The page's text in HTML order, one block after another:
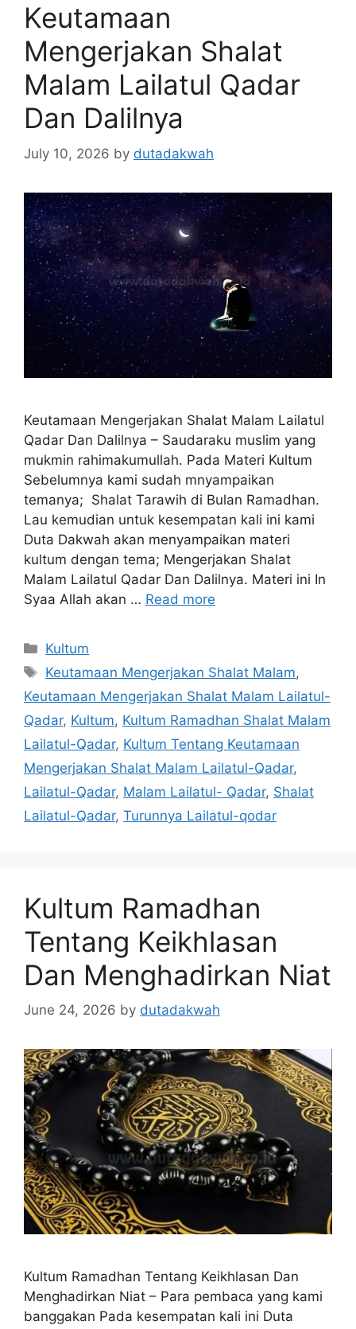
Keutamaan
Mengerjakan Shalat
Malam Lailatul Qadar
Dan Dalilnya
July 10, 2026 by dutadakwah
Keutamaan Mengerjakan Shalat Malam Lailatul
Qadar Dan Dalilnya – Saudaraku muslim yang
mukmin rahimakumullah. Pada Materi Kultum
Sebelumnya kami sudah mnyampaikan
temanya; Shalat Tarawih di Bulan Ramadhan.
Lau kemudian untuk kesempatan kali ini kami
Duta Dakwah akan menyampaikan materi
kultum dengan tema; Mengerjakan Shalat
Malam Lailatul Qadar Dan Dalilnya. Materi ini In
Syaa Allah akan … Read more
Categories
Kultum
Tags
Keutamaan Mengerjakan Shalat Malam,
Keutamaan Mengerjakan Shalat Malam Lailatul-
Qadar, Kultum, Kultum Ramadhan Shalat Malam
Lailatul-Qadar, Kultum Tentang Keutamaan
Mengerjakan Shalat Malam Lailatul-Qadar,
Lailatul-Qadar, Malam Lailatul- Qadar, Shalat
Lailatul-Qadar, Turunnya Lailatul-qodar
Kultum Ramadhan
Tentang Keikhlasan
Dan Menghadirkan Niat
June 24, 2026 by dutadakwah
Kultum Ramadhan Tentang Keikhlasan Dan
Menghadirkan Niat – Para pembaca yang kami
banggakan Pada kesempatan kali ini Duta